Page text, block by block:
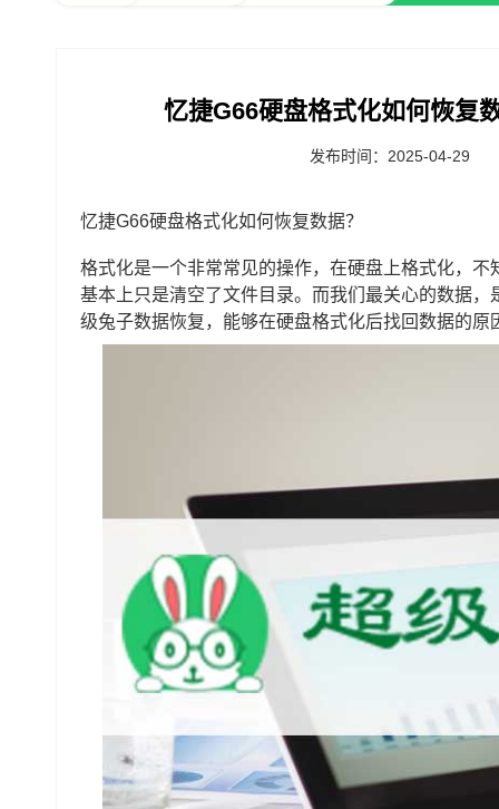
忆捷G66硬盘格式化如何恢复
发布时间：2025-04-29
忆捷G66硬盘格式化如何恢复数据？
格式化是一个非常常见的操作，在硬盘上格式化，
基本上只是清空了文件目录。而我们最关心的数据
级兔子数据恢复，能够在硬盘格式化后找回数据的